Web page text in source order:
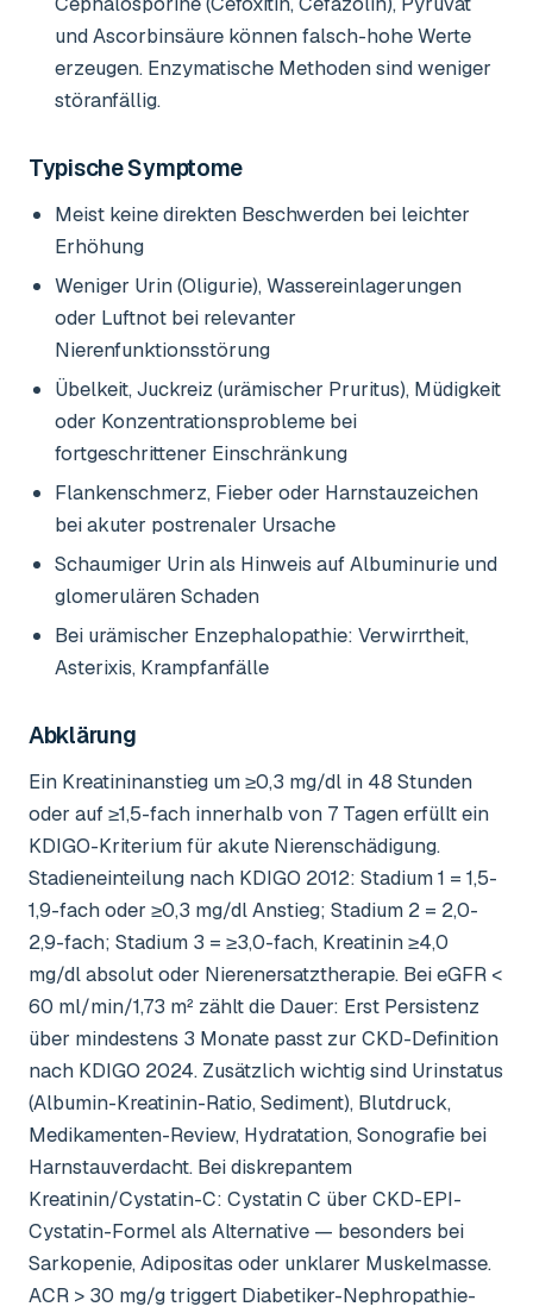
und Ascorbinsäure können falsch-hohe Werte
erzeugen. Enzymatische Methoden sind weniger
störanfällig.
Typische Symptome
Meist keine direkten Beschwerden bei leichter
Erhöhung
Weniger Urin (Oligurie), Wassereinlagerungen
oder Luftnot bei relevanter
Nierenfunktionsstörung
Übelkeit, Juckreiz (urämischer Pruritus), Müdigkeit
oder Konzentrationsprobleme bei
fortgeschrittener Einschränkung
Flankenschmerz, Fieber oder Harnstauzeichen
bei akuter postrenaler Ursache
Schaumiger Urin als Hinweis auf Albuminurie und
glomerulären Schaden
Bei urämischer Enzephalopathie: Verwirrtheit,
Asterixis, Krampfanfälle
Abklärung
Ein Kreatininanstieg um ≥0,3 mg/dl in 48 Stunden
oder auf ≥1,5-fach innerhalb von 7 Tagen erfüllt ein
KDIGO-Kriterium für akute Nierenschädigung.
Stadieneinteilung nach KDIGO 2012: Stadium 1 = 1,5-
1,9-fach oder ≥0,3 mg/dl Anstieg; Stadium 2 = 2,0-
2,9-fach; Stadium 3 = ≥3,0-fach, Kreatinin ≥4,0
mg/dl absolut oder Nierenersatztherapie. Bei eGFR <
60 ml/min/1,73 m² zählt die Dauer: Erst Persistenz
über mindestens 3 Monate passt zur CKD-Definition
nach KDIGO 2024. Zusätzlich wichtig sind Urinstatus
(Albumin-Kreatinin-Ratio, Sediment), Blutdruck,
Medikamenten-Review, Hydratation, Sonografie bei
Harnstauverdacht. Bei diskrepantem
Kreatinin/Cystatin-C: Cystatin C über CKD-EPI-
Cystatin-Formel als Alternative — besonders bei
Sarkopenie, Adipositas oder unklarer Muskelmasse.
ACR > 30 mg/g triggert Diabetiker-Nephropathie-